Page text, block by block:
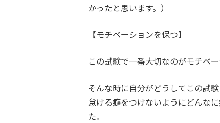
かったと思います。）
【モチベーションを保つ】
この試験で一番大切なのがモチベ
そんな時に自分がどうしてこの試
怠ける癖をつけないようにどんな
た。